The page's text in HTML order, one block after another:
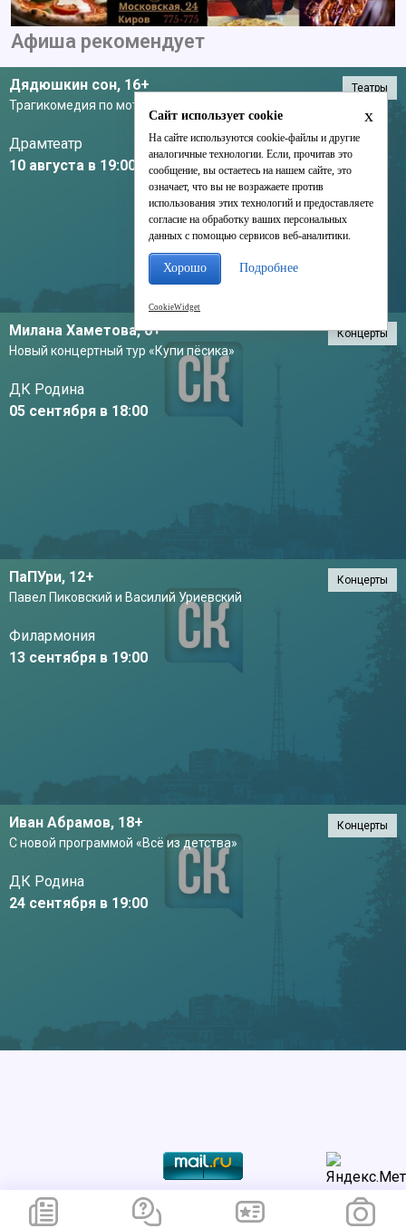
Афиша рекомендует
Дядюшкин сон, 16+
Трагикомедия по мотивам повести Ф.М. Достоевского
Драмтеатр
10 августа в 19:00
Театры
Милана Хаметова,0+
Новый концертный тур «Купи пёсика»
ДК Родина
05 сентября в 18:00
Концерты
ПаПУри, 12+
Павел Пиковский и Василий Уриевский
Филармония
13 сентября в 19:00
Концерты
Иван Абрамов, 18+
С новой программой «Всё из детства»
ДК Родина
24 сентября в 19:00
Концерты
x
Сайт использует cookie
На сайте используются cookie-файлы и другие
аналогичные технологии. Если, прочитав это
сообщение, вы остаетесь на нашем сайте, это
означает, что вы не возражаете против
использования этих технологий и предоставляете
согласие на обработку ваших персональных
данных с помощью сервисов веб-аналитики.
Хорошо Подробнее
CookieWidget